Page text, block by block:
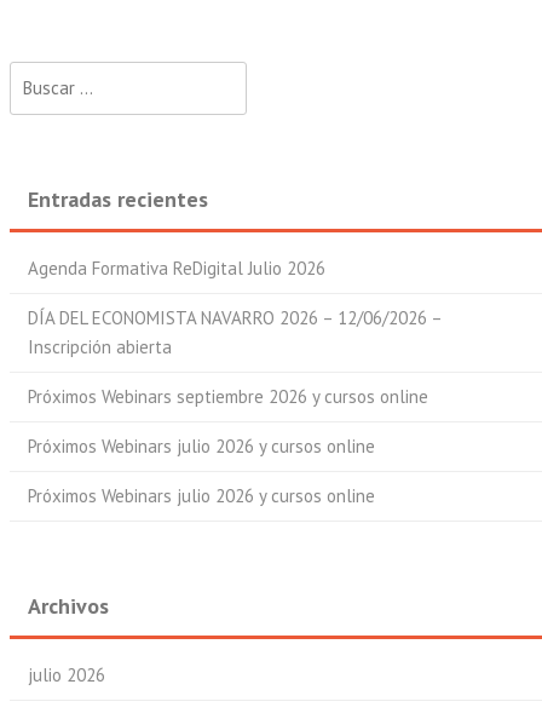
Entradas recientes
Agenda Formativa ReDigital Julio 2026
DÍA DEL ECONOMISTA NAVARRO 2026 – 12/06/2026 –
Inscripción abierta
Próximos Webinars septiembre 2026 y cursos online
Próximos Webinars julio 2026 y cursos online
Próximos Webinars julio 2026 y cursos online
Archivos
julio 2026